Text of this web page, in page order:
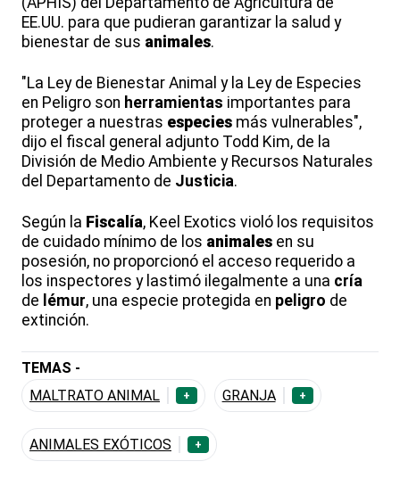
EE.UU. para que pudieran garantizar la salud y
bienestar de sus animales.
"La Ley de Bienestar Animal y la Ley de Especies
en Peligro son herramientas importantes para
proteger a nuestras especies más vulnerables",
dijo el fiscal general adjunto Todd Kim, de la
División de Medio Ambiente y Recursos Naturales
del Departamento de Justicia.
Según la Fiscalía, Keel Exotics violó los requisitos
de cuidado mínimo de los animales en su
posesión, no proporcionó el acceso requerido a
los inspectores y lastimó ilegalmente a una cría
de lémur, una especie protegida en peligro de
extinción.
TEMAS -
MALTRATO ANIMAL
+ GRANJA +
ANIMALES EXÓTICOS +